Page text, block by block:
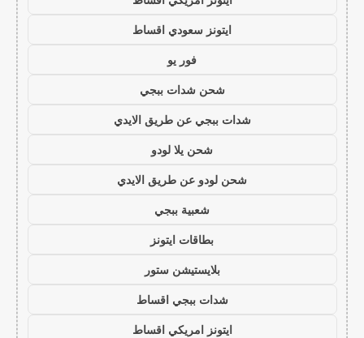
ايتونز سعودي اقساط
فور يو
شحن شدات ببجي
شدات ببجي عن طريق الايدي
شحن يلا لودو
شحن لودو عن طريق الايدي
شعبية ببجي
بطاقات ايتونز
بلايستيشن ستور
شدات ببجي اقساط
ايتونز امريكي اقساط